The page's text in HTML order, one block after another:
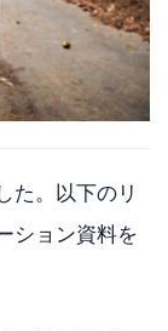
た。以下のリ
ション資料を